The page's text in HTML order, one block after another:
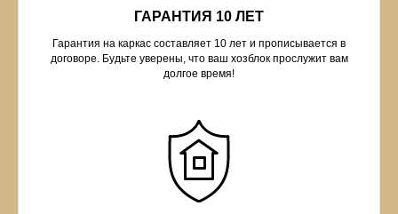
ГАРАНТИЯ 10 ЛЕТ
Гарантия на каркас составляет 10 лет и прописывается в
договоре. Будьте уверены, что ваш хозблок прослужит вам
долгое время!